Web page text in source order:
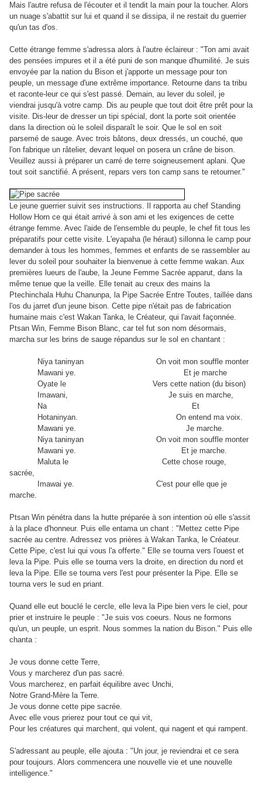
Mais l'autre refusa de l'écouter et il tendit la main pour la toucher. Alors
un nuage s'abattit sur lui et quand il se dissipa, il ne restait du guerrier
qu'un tas d'os.
Cette étrange femme s'adressa alors à l'autre éclaireur : "Ton ami avait
des pensées impures et il a été puni de son manque d'humilité. Je suis
envoyée par la nation du Bison et j'apporte un message pour ton
peuple, un message d'une extrême importance. Retourne dans ta tribu
et raconte-leur ce qui s'est passé. Demain, au lever du soleil, je
viendrai jusqu'à votre camp. Dis au peuple que tout doit être prêt pour la
visite. Dis-leur de dresser un tipi spécial, dont la porte soit orientée
dans la direction où le soleil disparaît le soir. Que le sol en soit
parsemé de sauge. Avec trois bâtons, deux dressés, un couché, que
l'on fabrique un râtelier, devant lequel on posera un crâne de bison.
Veuillez aussi à préparer un carré de terre soigneusement aplani. Que
tout soit sanctifié. A présent, repars vers ton camp sans te retourner."
Le jeune guerrier suivit ses instructions. Il rapporta au chef Standing
Hollow Horn ce qui était arrivé à son ami et les exigences de cette
étrange femme. Avec l'aide de l'ensemble du peuple, le chef fit tous les
préparatifs pour cette visite. L'eyapaha (le héraut) sillonna le camp pour
demander à tous les hommes, femmes et enfants de se rassembler au
lever du soleil pour souhaiter la bienvenue à cette femme wakan. Aux
premières lueurs de l'aube, la Jeune Femme Sacrée apparut, dans la
même tenue que la veille. Elle tenait au creux des mains la
Ptechinchala Huhu Chanunpa, la Pipe Sacrée Entre Toutes, taillée dans
l'os du jarret d'un jeune bison. Cette pipe n'était pas de fabrication
humaine mais c'est Wakan Tanka, le Créateur, qui l'avait façonnée.
Ptsan Win, Femme Bison Blanc, car tel fut son nom désormais,
marcha sur les brins de sauge répandus sur le sol en chantant :
Niya taninyan On voit mon souffle monter
Mawani ye. Et je marche
Oyate le Vers cette nation (du bison)
Imawani, Je suis en marche,
Na Et
Hotaninyan. On entend ma voix.
Mawani ye. Je marche.
Niya taninyan On voit mon souffle monter
Mawani ye. Et je marche.
Maluta le Cette chose rouge,
sacrée,
Imawai ye. C'est pour elle que je
marche.
Ptsan Win pénétra dans la hutte préparée à son intention où elle s'assit
à la place d'honneur. Puis elle entama un chant : "Mettez cette Pipe
sacrée au centre. Adressez vos prières à Wakan Tanka, le Créateur.
Cette Pipe, c'est lui qui vous l'a offerte." Elle se tourna vers l'ouest et
leva la Pipe. Puis elle se tourna vers la droite, en direction du nord et
leva la Pipe. Elle se tourna vers l'est pour présenter la Pipe. Elle se
tourna vers le sud en priant.
Quand elle eut bouclé le cercle, elle leva la Pipe bien vers le ciel, pour
prier et instruire le peuple : "Je suis vos coeurs. Nous ne formons
qu'un, un peuple, un esprit. Nous sommes la nation du Bison." Puis elle
chanta :
Je vous donne cette Terre,
Vous y marcherez d'un pas sacré.
Vous marcherez, en parfait équilibre avec Unchi,
Notre Grand-Mère la Terre.
Je vous donne cette pipe sacrée.
Avec elle vous prierez pour tout ce qui vit,
Pour les créatures qui marchent, qui volent, qui nagent et qui rampent.
S'adressant au peuple, elle ajouta : "Un jour, je reviendrai et ce sera
pour toujours. Alors commencera une nouvelle vie et une nouvelle
intelligence."